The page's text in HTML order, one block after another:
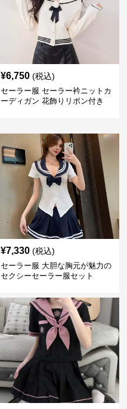
¥6,750 (税込)
セーラー服 セーラー衿ニットカ
ーディガン 花飾りリボン付き
¥7,330 (税込)
セーラー服 大胆な胸元が魅力の
セクシーセーラー服セット